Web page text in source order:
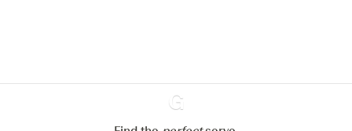
Paramétrer mes cookies
Refuser tout Accepter tout